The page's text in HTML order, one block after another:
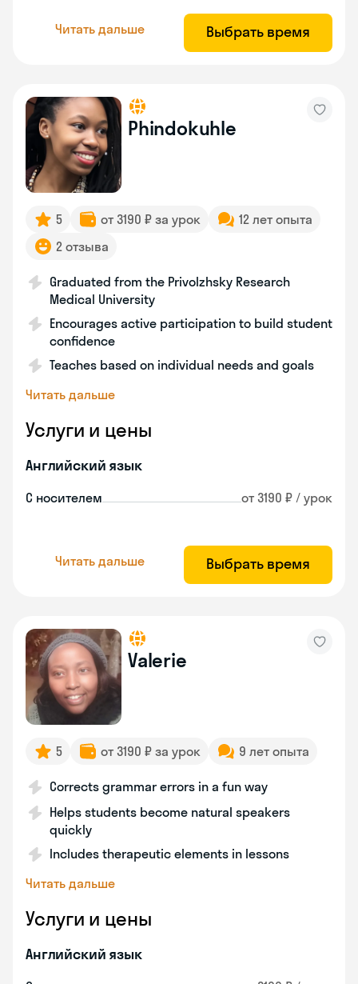
Читать дальше Выбрать время
Phindokuhle
5 от 3190 ₽ за урок
12 лет опыта
2 отзыва
Graduated from the Privolzhsky Research
Medical University
Encourages active participation to build student
confidence
Teaches based on individual needs and goals
Читать дальше
Услуги и цены
Английский язык
С носителем от 3190 ₽ / урок
Читать дальше Выбрать время
Valerie
5 от 3190 ₽ за урок 9 лет опыта
Corrects grammar errors in a fun way
Helps students become natural speakers
quickly
Includes therapeutic elements in lessons
Читать дальше
Услуги и цены
Английский язык